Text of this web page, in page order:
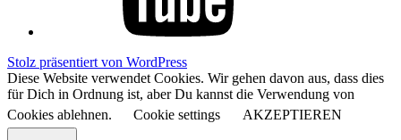
Stolz präsentiert von WordPress
Diese Website verwendet Cookies. Wir gehen davon aus, dass dies
für Dich in Ordnung ist, aber Du kannst die Verwendung von
Cookies ablehnen.
Cookie settings AKZEPTIEREN